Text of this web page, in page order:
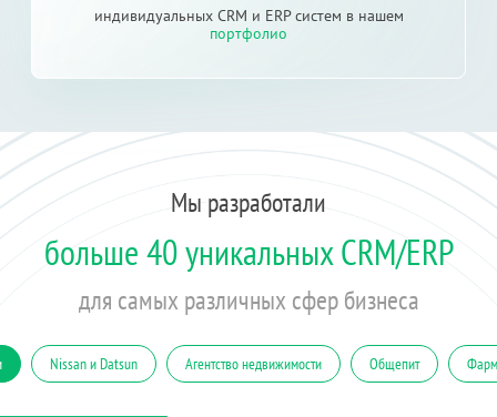
индивидуальных CRM и ERP систем в нашем
портфолио
Мы разработали
больше 40 уникальных CRM/ERP
для самых различных сфер бизнеса
Nissan и Datsun Агентство недвижимости Общепит